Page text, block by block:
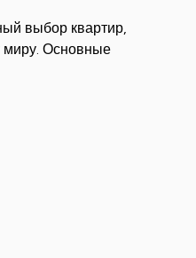
выбор квартир,
миру. Основные